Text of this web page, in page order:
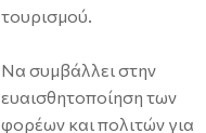
τουρισμού.
Να συμβάλλει στην
ευαισθητοποίηση των
φορέων και πολιτών για